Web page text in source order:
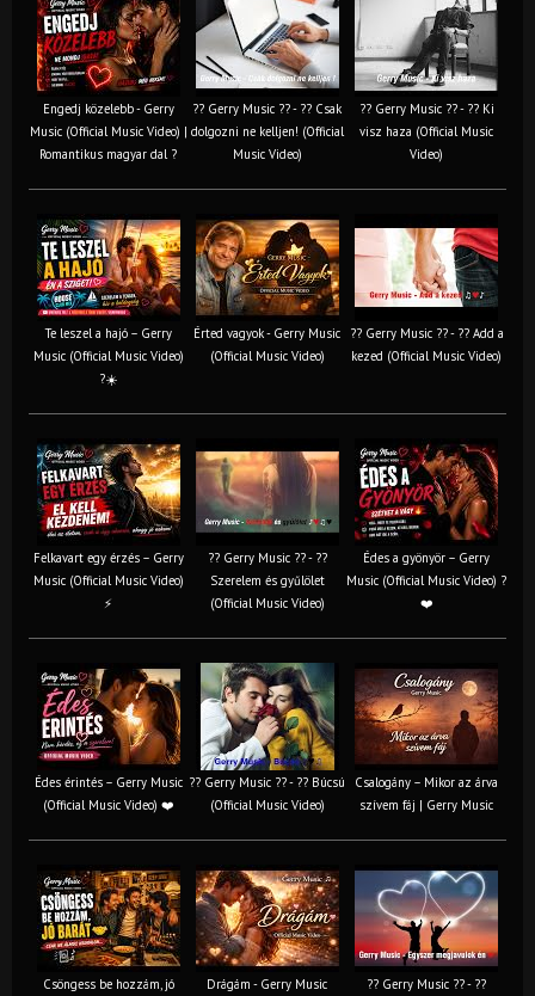
Engedj közelebb - Gerry
Music (Official Music Video) |
Romantikus magyar dal ?
?? Gerry Music ?? - ?? Csak
dolgozni ne kelljen! (Official
Music Video)
?? Gerry Music ?? - ?? Ki
visz haza (Official Music
Video)
Te leszel a hajó – Gerry
Music (Official Music Video)
?☀️
Érted vagyok - Gerry Music
(Official Music Video)
?? Gerry Music ?? - ?? Add a
kezed (Official Music Video)
Felkavart egy érzés – Gerry
Music (Official Music Video)
⚡
?? Gerry Music ?? - ??
Szerelem és gyűlölet
(Official Music Video)
Édes a gyönyör – Gerry
Music (Official Music Video) ?
❤️
Édes érintés – Gerry Music
(Official Music Video) ❤️
?? Gerry Music ?? - ?? Búcsú
(Official Music Video)
Csalogány – Mikor az árva
szívem fáj | Gerry Music
Csöngess be hozzám, jó
Drágám - Gerry Music
?? Gerry Music ?? - ??